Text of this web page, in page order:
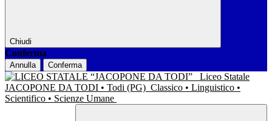
Chiudi
Conferma
Annulla Conferma
Liceo Statale
JACOPONE DA TODI • Todi (PG) Classico • Linguistico •
Scientifico • Scienze Umane